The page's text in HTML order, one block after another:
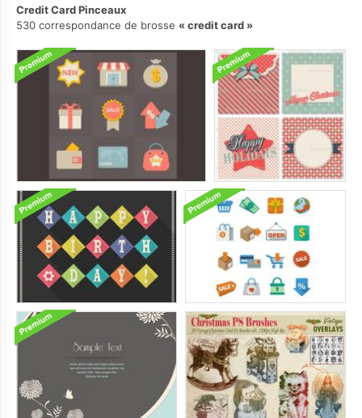
Credit Card Pinceaux
530 correspondance de brosse
credit card